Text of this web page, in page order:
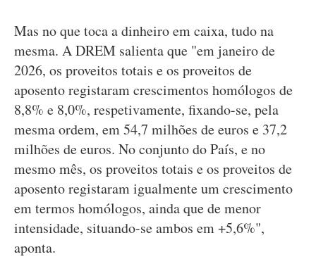
Mas no que toca a dinheiro em caixa, tudo na
mesma. A DREM salienta que "em janeiro de
2026, os proveitos totais e os proveitos de
aposento registaram crescimentos homólogos de
8,8% e 8,0%, respetivamente, fixando-se, pela
mesma ordem, em 54,7 milhões de euros e 37,2
milhões de euros. No conjunto do País, e no
mesmo mês, os proveitos totais e os proveitos de
aposento registaram igualmente um crescimento
em termos homólogos, ainda que de menor
intensidade, situando-se ambos em +5,6%",
aponta.